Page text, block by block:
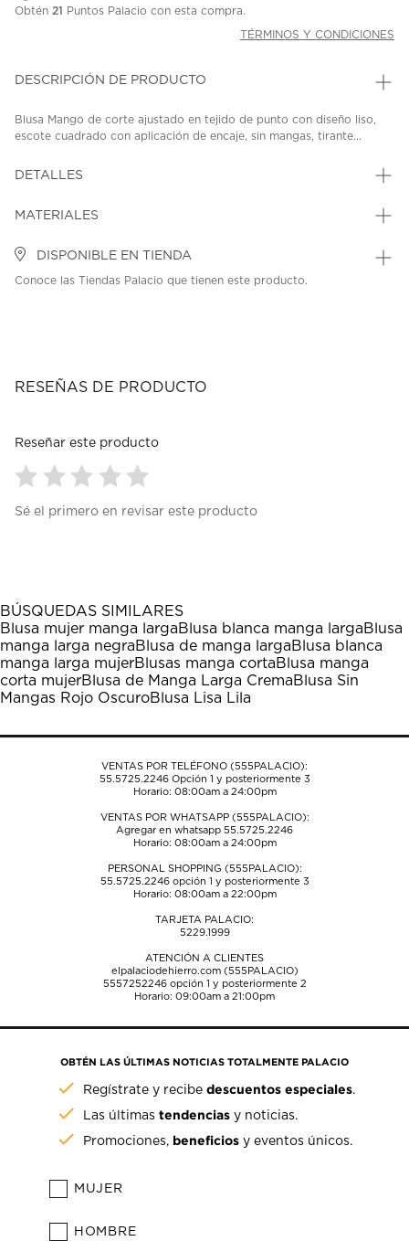
Obtén 21 Puntos Palacio con esta compra.
TÉRMINOS Y CONDICIONES
DESCRIPCIÓN DE PRODUCTO
Blusa Mango de corte ajustado en tejido de punto con diseño liso,
escote cuadrado con aplicación de encaje, sin mangas, tirante...
DETALLES
MATERIALES
DISPONIBLE EN TIENDA
Conoce las Tiendas Palacio que tienen este producto.
RESEÑAS DE PRODUCTO
Reseñar este producto
para
1
estrella
Esta
acción
abrirá
el
formulario
envío.
para
estrellas.
Esta
acción
abrirá
el
formulario
envío.
para
estrellas.
Esta
acción
abrirá
el
formulario
envío.
para
estrellas.
Esta
acción
abrirá
el
formulario
envío.
para
estrellas.
Esta
acción
abrirá
el
formulario
envío.
Sé el primero en revisar este producto
BÚSQUEDAS SIMILARES
Blusa mujer manga largaBlusa blanca manga largaBlusa
manga larga negraBlusa de manga largaBlusa blanca
manga larga mujerBlusas manga cortaBlusa manga
corta mujerBlusa de Manga Larga CremaBlusa Sin
Mangas Rojo OscuroBlusa Lisa Lila
VENTAS POR TELÉFONO (555PALACIO):
55.5725.2246Opción 1 y posteriormente 3
Horario: 08:00am a 24:00pm
VENTAS POR WHATSAPP (555PALACIO):
Agregar en whatsapp 55.5725.2246
Horario: 08:00am a 24:00pm
PERSONAL SHOPPING (555PALACIO):
55.5725.2246opción 1 y posteriormente 3
Horario: 08:00am a 22:00pm
TARJETA PALACIO:
5229.1999
ATENCIÓN A CLIENTES
elpalaciodehierro.com (555PALACIO)
5557252246opción 1 y posteriormente 2
Horario: 09:00am a 21:00pm
OBTÉN LAS ÚLTIMAS NOTICIAS TOTALMENTE PALACIO
Regístrate y recibedescuentos especiales.
Las últimastendencias y noticias.
Promociones, beneficios y eventos únicos.
MUJER
HOMBRE